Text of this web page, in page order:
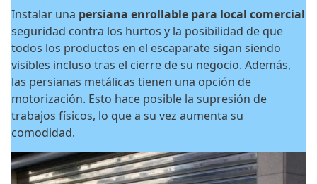
Instalar una persiana enrollable para local comercial
seguridad contra los hurtos y la posibilidad de que
todos los productos en el escaparate sigan siendo
visibles incluso tras el cierre de su negocio. Además,
las persianas metálicas tienen una opción de
motorización. Esto hace posible la supresión de
trabajos físicos, lo que a su vez aumenta su
comodidad.